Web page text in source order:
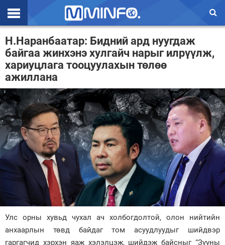
Эхлэл
Цаг агаар
Валют ханш
Улс төр
Эдийн засаг
Үзэл бодол
Спорт
Нийгэм
Дэлхий
Энтертайнмэнт
Зурхай
Н.Наранбаатар: Бидний ард нуугдаж
байгаа жинхэнэ хулгайч нарыг илрүүлж,
хариуцлага тооцуулахын төлөө
ажиллана
Улс орны хувьд чухал ач холбогдолтой, олон нийтийн
анхаарлын төвд байдаг том асуудлуудыг шийдвэр
гаргагчид хэрхэн яаж хэлэлцэж, шийдэж байсныг “Зууны